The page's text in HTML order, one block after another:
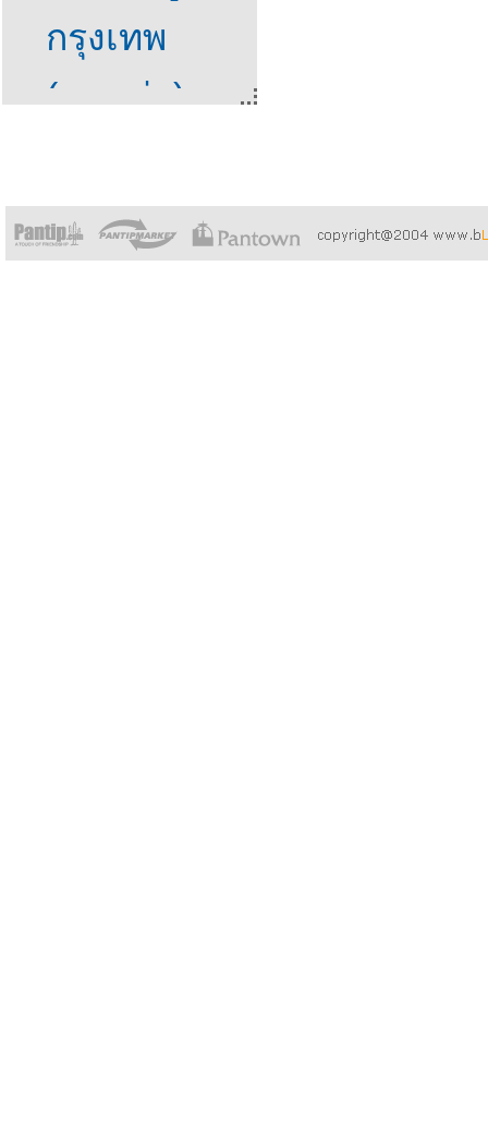
กรุงเทพ
(ภาคต่อ)
กลางคน:
กลับมาสู่